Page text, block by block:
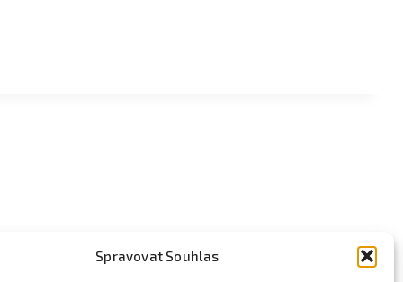
Spravovat Souhlas